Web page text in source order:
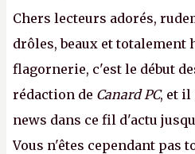
Chers lecteurs adorés,
drôles, beaux et totalement
flagornerie, c'est le début
rédaction de Canard PC, et il
news dans ce fil d'actu
Vous n'êtes cependant pas